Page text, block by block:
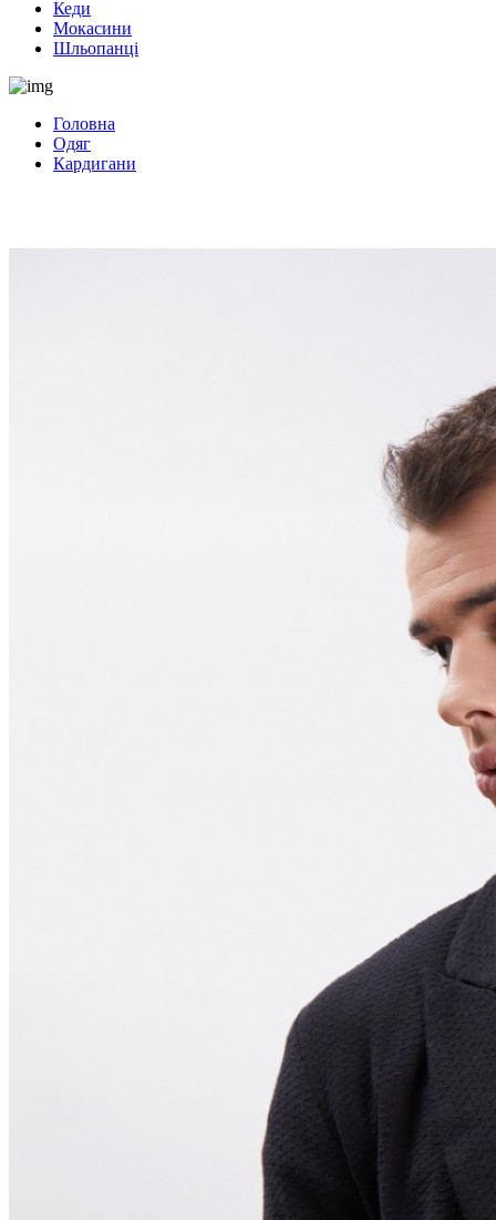
Кеди
Мокасини
Шльопанці
Головна
Одяг
Кардигани